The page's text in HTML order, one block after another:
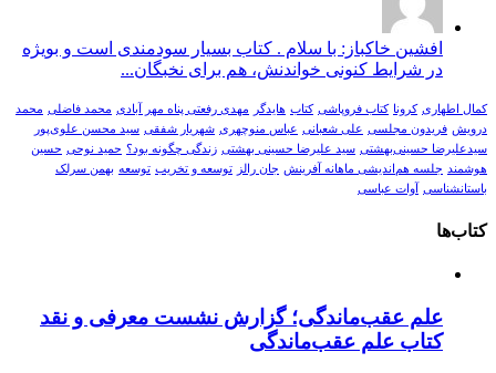
افشین خاکباز: با سلام . کتاب بسیار سودمندی است و بویژه
در شرایط کنونی خواندنش، هم برای نخبگان...
کمال اطهاری کرونا کتاب فروپاشی کتاب هایدگر مهدی رفعتی پناه مهر آبادی محمد فاضلی محمد
درویش فریدون مجلسی علی شعبانی عباس منوچهری شهریار شفقی سید محسن علوی‌پور
سیدعلیرضا حسینی‌بهشتی سید علیرضا حسینی بهشتی زندگی چگونه بود؟ حمید نوحی حسین
هوشمند
جلسه هم‌اندیشی ماهانه آفرینش جان رالز توسعه و تخریب توسعه بهمن سرلک
باستانشناسی
آوات عباسی
کتاب‌ها
علم عقب‌ماندگی؛ گزارش نشست معرفی و نقد
کتاب علم عقب‌ماندگی